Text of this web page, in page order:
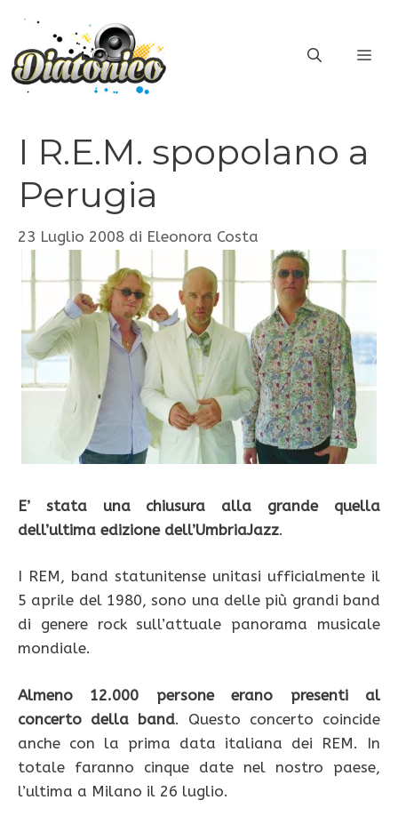
contenuto
I R.E.M. spopolano a
Perugia
23 Luglio 2008 di Eleonora Costa
E’ stata una chiusura alla grande quella
dell’ultima edizione dell’UmbriaJazz.
I REM, band statunitense unitasi ufficialmente il
5 aprile del 1980, sono una delle più grandi band
di genere rock sull’attuale panorama musicale
mondiale.
Almeno 12.000 persone erano presenti al
concerto della band. Questo concerto coincide
anche con la prima data italiana dei REM. In
totale faranno cinque date nel nostro paese,
l’ultima a Milano il 26 luglio.